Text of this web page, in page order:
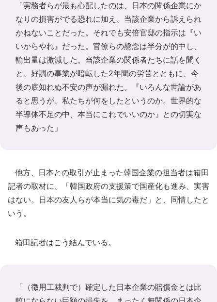
「実務者らが最も心配したのは、日本の関係企業にか
なりの損害がでる恐れに加え、当該企業から訴えられ
かねないことだった。それでも安倍官邸の指示は『い
いからやれ』だった。官僚らの懸念は半分が的中し、
輸出量は激減した。当該企業の関係者たちに話を聞く
と、好調の事業が暗転した2年間の労苦とともに、今
後の底知れぬ不安の声が漏れた。『いろんな世論があ
ると思うが、私たちが何をしたというのか。世界的な
半導体不足の中、本当にこれでいいのか』との切実な
声もあった」
他方、日本との取引が止まった韓国企業の担当者は箱田
記者の取材に、「韓国政府の支援策で国産化も進み、実害
はない。日本の友人らが本当に気の毒だ」と、同情したと
いう。
箱田記者はこう結んでいる。
「（徴用工裁判で）確定した日本企業の賠償金とは比